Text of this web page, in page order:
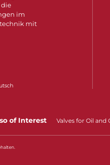
die
im
mit
of Interest Valves for Oil and